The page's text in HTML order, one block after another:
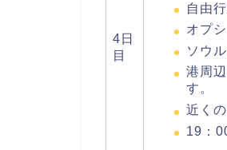
4日
目
自由
オプ
ソウ
港周
す。
近く
19：